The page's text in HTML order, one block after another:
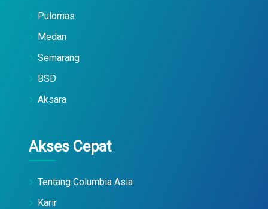
Pulomas
Medan
Semarang
BSD
Aksara
Akses Cepat
Tentang Columbia Asia
Karir